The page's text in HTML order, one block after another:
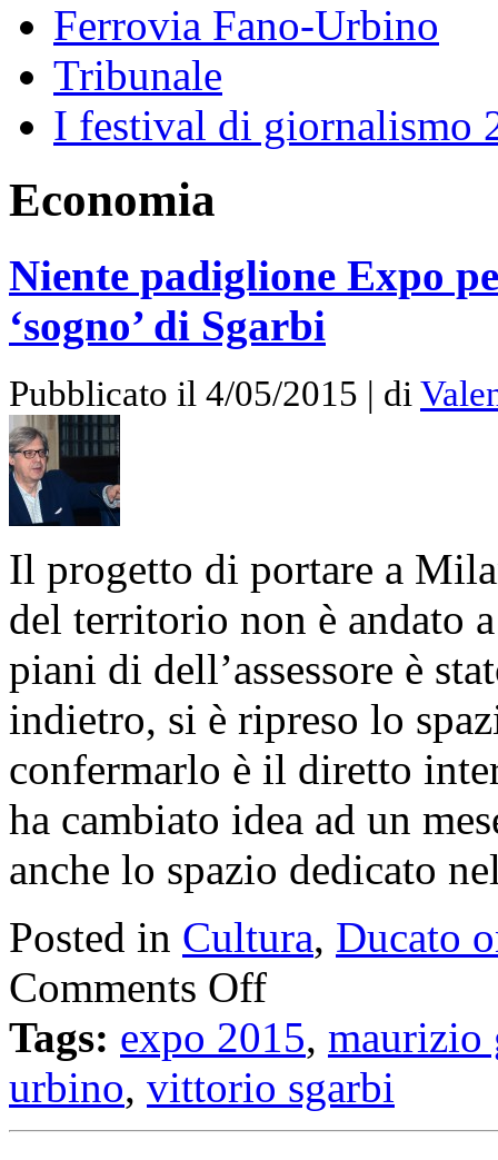
Ferrovia Fano-Urbino
Tribunale
I festival di giornalismo
Economia
Niente padiglione Expo
‘sogno’ di Sgarbi
Pubblicato il 4/05/2015 | di
Il progetto di portare a
del territorio non è andato
piani di dell’assessore è
indietro, si è ripreso lo
confermarlo è il diretto
ha cambiato idea ad un
anche lo spazio dedicato
Posted in Cultura, Ducato
Comments Off
Tags: expo 2015, maurizio
urbino, vittorio sgarbi